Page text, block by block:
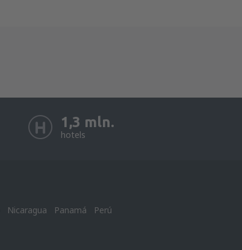
1,3 mln.
hotels
Nicaragua Panamá
Perú